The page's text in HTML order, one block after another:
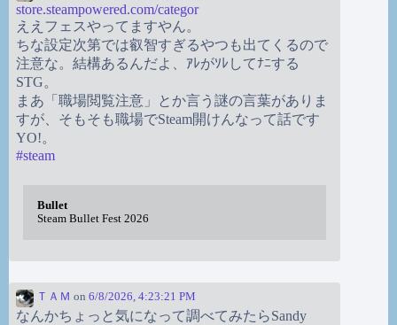
store.steampowered.com/categor
ええフェスやってますやん。
ちな設定次第では叡智すぎるやつも出てくるので
注意な。結構あるんだよ、ｱﾚがｿﾚしてﾅﾆする
STG。
まあ「職場閲覧注意」とか言う謎の言葉がありま
すが、そもそも職場でSteam開けんなって話です
YO!。
#steam
Bullet
Steam Bullet Fest 2026
ＴＡＭ on 6/8/2026, 4:23:21 PM
なんかちょっと気になって調べてみたらSandy